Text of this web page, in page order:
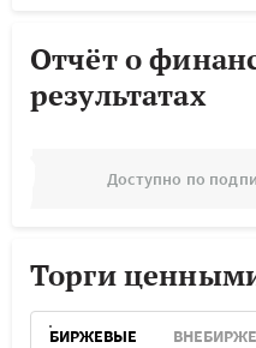
Отчёт о
результатах
Доступно по
Торги
БИРЖЕВЫЕ